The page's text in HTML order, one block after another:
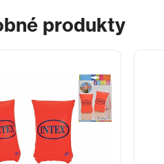
produkty